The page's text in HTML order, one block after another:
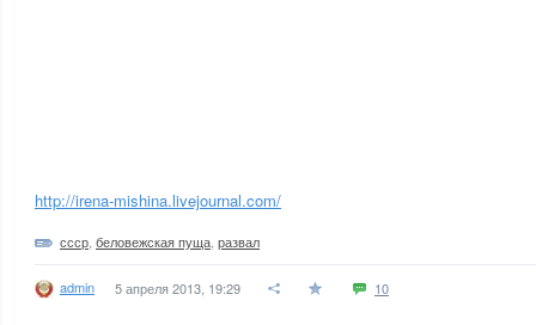
http://irena-mishina.livejournal.com/
ссср беловежская пуща развал
admin 5 апреля 2013, 19:29 10